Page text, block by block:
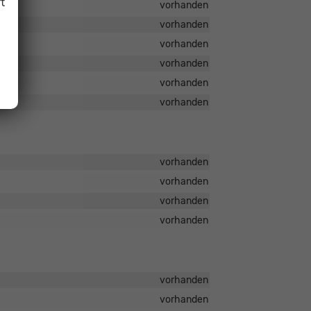
vorhanden
vorhanden
vorhanden
vorhanden
vorhanden
vorhanden
vorhanden
vorhanden
vorhanden
vorhanden
vorhanden
vorhanden